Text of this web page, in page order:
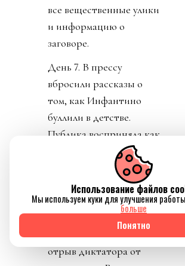
все вещественные улики
и информацию о
заговоре.
День 7. В прессу
вбросили рассказы о
том, как Инфантино
буллили в детстве.
Публика восприняла как
должно. «Жаль тебя.
Теперь проваливай». У
тирана не только не
получилось разыграть
карту жертвы, но и
обнажило тотальный
отрыв диктатора от
Использование файлов
Мы используем куки для улучшения
больше
Понятно